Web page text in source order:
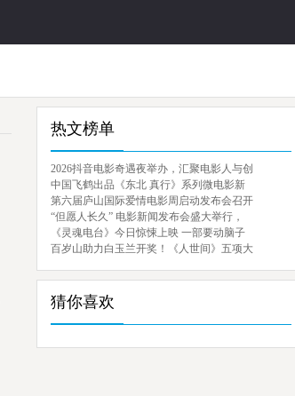
热文榜单
2026抖音电影奇遇夜举办，汇聚电影人与创
中国飞鹤出品《东北 真行》系列微电影新
第六届庐山国际爱情电影周启动发布会召开
“但愿人长久” 电影新闻发布会盛大举行，
《灵魂电台》今日惊悚上映 一部要动脑子
百岁山助力白玉兰开奖！《人世间》五项大
猜你喜欢